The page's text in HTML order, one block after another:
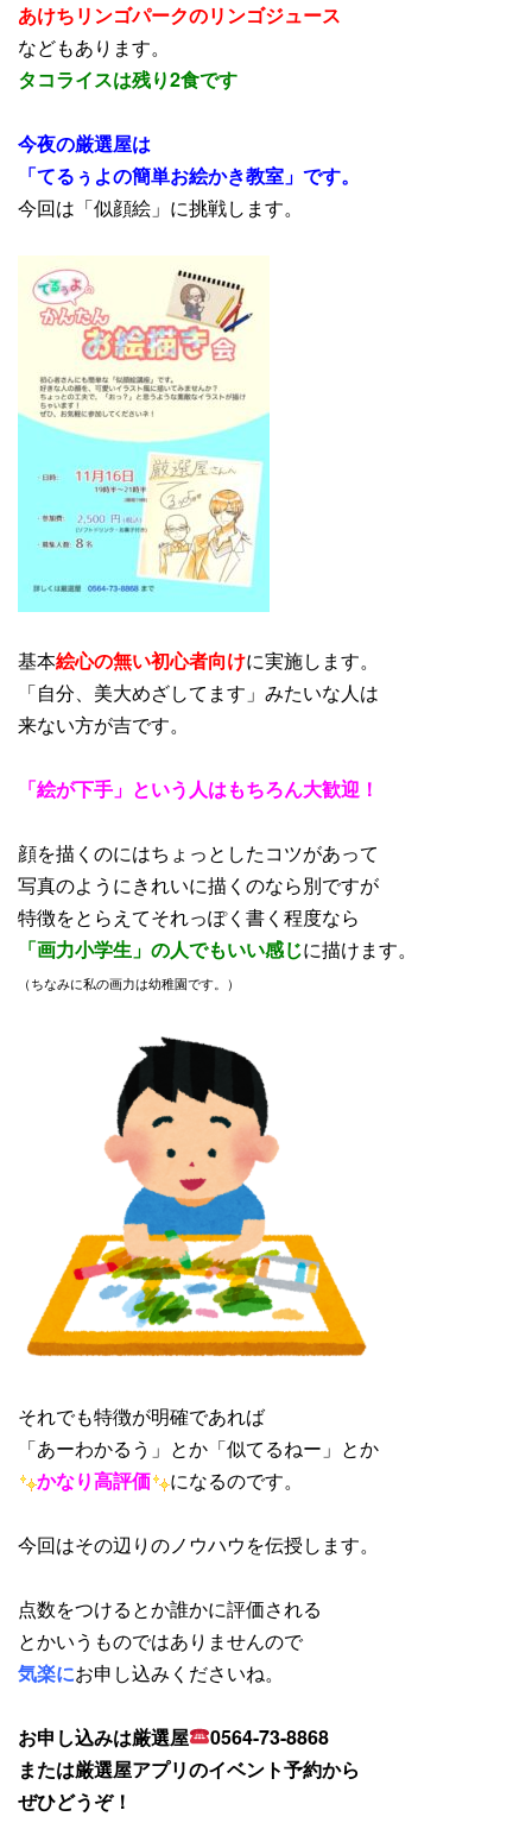
あけちリンゴパークのリンゴジュース
などもあります。
タコライスは残り2食です
今夜の厳選屋は
「てるぅよの簡単お絵かき教室」です。
今回は「似顔絵」に挑戦します。
基本絵心の無い初心者向けに実施します。
「自分、美大めざしてます」みたいな人は
来ない方が吉です。
「絵が下手」という人はもちろん大歓迎！
顔を描くのにはちょっとしたコツがあって
写真のようにきれいに描くのなら別ですが
特徴をとらえてそれっぽく書く程度なら
「画力小学生」の人でもいい感じに描けます。
（ちなみに私の画力は幼稚園です。）
それでも特徴が明確であれば
「あーわかるう」とか「似てるねー」とか
かなり高評価
になるのです。
今回はその辺りのノウハウを伝授します。
点数をつけるとか誰かに評価される
とかいうものではありませんので
気楽にお申し込みくださいね。
お申し込みは厳選屋
0564-73-8868
または厳選屋アプリのイベント予約から
ぜひどうぞ！